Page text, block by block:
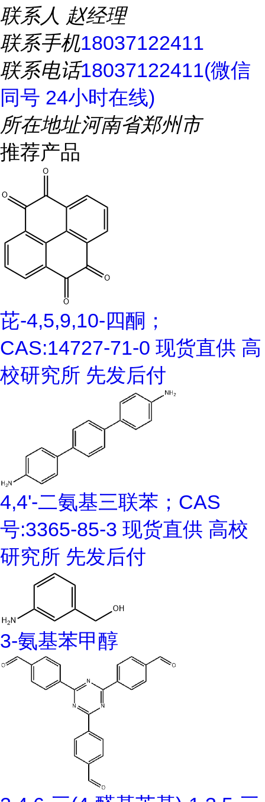
联系人 赵经理
联系手机18037122411
联系电话18037122411(微信
同号 24小时在线)
所在地址河南省郑州市
推荐产品
芘-4,5,9,10-四酮；
CAS:14727-71-0 现货直供 高
校研究所 先发后付
4,4'-二氨基三联苯；CAS
号:3365-85-3 现货直供 高校
研究所 先发后付
3-氨基苯甲醇